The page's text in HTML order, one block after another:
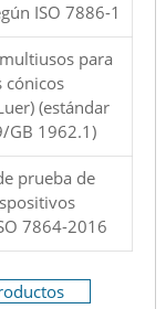
ISO 7886-1
para
cónicos
(estándar
GB 1962.1)
prueba de
7864-2016